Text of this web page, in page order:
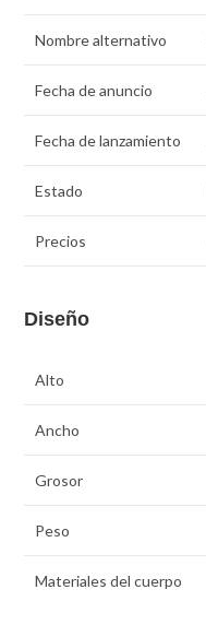
Nombre alternativo
Fecha de anuncio
Fecha de lanzamiento
Estado
Precios
Diseño
Alto
Ancho
Grosor
Peso
Materiales del cuerpo